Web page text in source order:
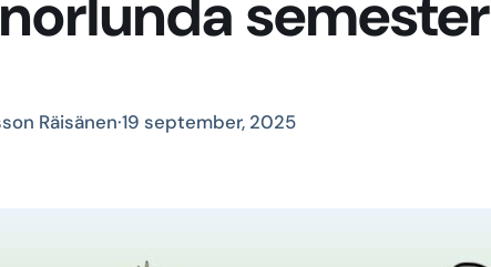
semester
Räisänen·19 september, 2025